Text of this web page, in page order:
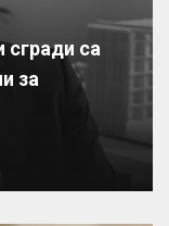
сгради са
за